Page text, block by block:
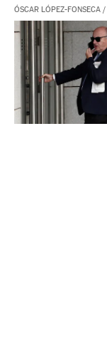
ÓSCAR LÓPEZ-FONSECA /